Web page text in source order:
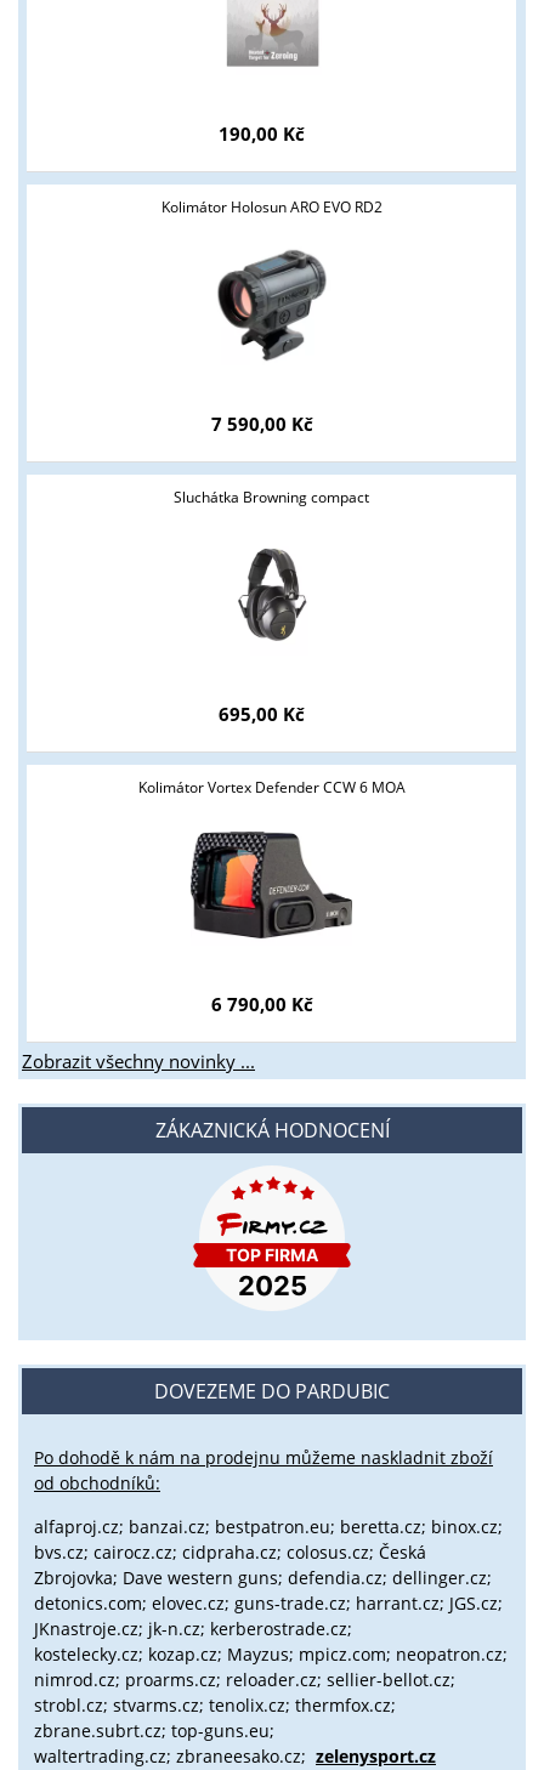
190,00 Kč
Kolimátor Holosun ARO EVO RD2
7 590,00 Kč
Sluchátka Browning compact
695,00 Kč
Kolimátor Vortex Defender CCW 6 MOA
6 790,00 Kč
Zobrazit všechny novinky ...
ZÁKAZNICKÁ HODNOCENÍ
DOVEZEME DO PARDUBIC
Po dohodě k nám na prodejnu můžeme naskladnit zboží
od obchodníků:
alfaproj.cz; banzai.cz; bestpatron.eu; beretta.cz; binox.cz;
bvs.cz; cairocz.cz; cidpraha.cz; colosus.cz; Česká
Zbrojovka; Dave western guns; defendia.cz; dellinger.cz;
detonics.com; elovec.cz; guns-trade.cz; harrant.cz; JGS.cz;
JKnastroje.cz; jk-n.cz; kerberostrade.cz;
kostelecky.cz; kozap.cz; Mayzus; mpicz.com; neopatron.cz;
nimrod.cz; proarms.cz; reloader.cz; sellier-bellot.cz;
strobl.cz; stvarms.cz; tenolix.cz; thermfox.cz;
zbrane.subrt.cz; top-guns.eu;
waltertrading.cz; zbraneesako.cz; zelenysport.cz
Tyto stránky jsou určeny pouze odborné veřejnosti od 18 let a